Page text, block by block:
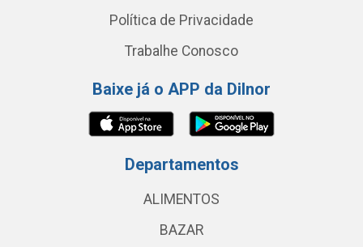
Política de Privacidade
Trabalhe Conosco
Baixe já o APP da Dilnor
Departamentos
ALIMENTOS
BAZAR